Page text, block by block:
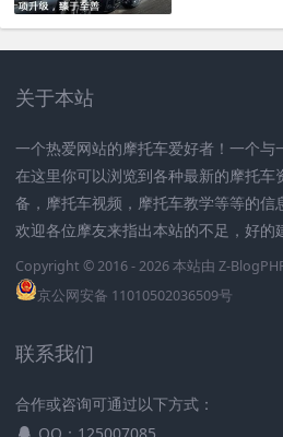
关于本站
一个热爱网站的摩托车爱好者！一个与
在这里你可以浏览到各种最新的摩托车
备，摩托车视频，摩托车教学等等的
欢迎各位摩友来指出本站的不足，好的
Copyright © 2016 - 2026 本站由 Z-
京公网安备 11010502036509号
联系我们
合作或咨询可通过以下方式：